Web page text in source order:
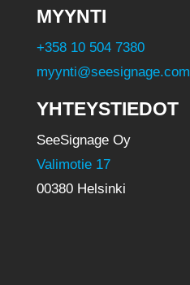
MYYNTI
+358 10 504 7380
myynti@seesignage.com
YHTEYSTIEDOT
SeeSignage Oy
Valimotie 17
00380 Helsinki